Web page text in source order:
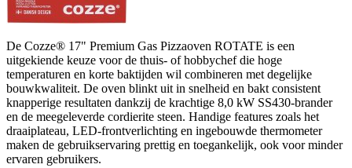
De Cozze® 17" Premium Gas Pizzaoven ROTATE is een
uitgekiende keuze voor de thuis- of hobbychef die hoge
temperaturen en korte baktijden wil combineren met degelijke
bouwkwaliteit. De oven blinkt uit in snelheid en bakt consistent
knapperige resultaten dankzij de krachtige 8,0 kW SS430-brander
en de meegeleverde cordierite steen. Handige features zoals het
draaiplateau, LED-frontverlichting en ingebouwde thermometer
maken de gebruikservaring prettig en toegankelijk, ook voor minder
ervaren gebruikers.